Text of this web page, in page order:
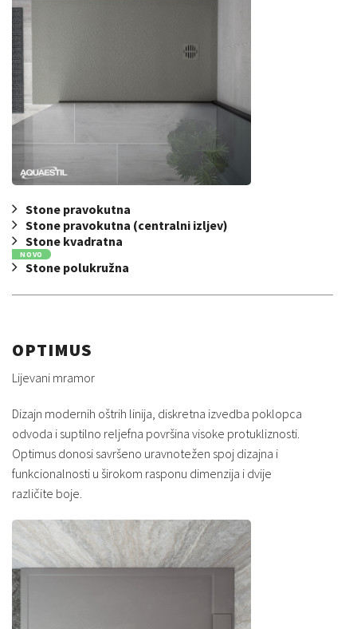
Stone pravokutna
Stone pravokutna (centralni izljev)
Stone kvadratna
NOVO
Stone polukružna
OPTIMUS
Lijevani mramor
Dizajn modernih oštrih linija, diskretna izvedba poklopca
odvoda i suptilno reljefna površina visoke protukliznosti.
Optimus donosi savršeno uravnotežen spoj dizajna i
funkcionalnosti u širokom rasponu dimenzija i dvije
različite boje.